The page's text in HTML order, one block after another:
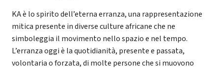
KA è lo spirito dell’eterna erranza, una rappresentazione
mitica presente in diverse culture africane che ne
simboleggia il movimento nello spazio e nel tempo.
L’erranza oggi è la quotidianità, presente e passata,
volontaria o forzata, di molte persone che si muovono